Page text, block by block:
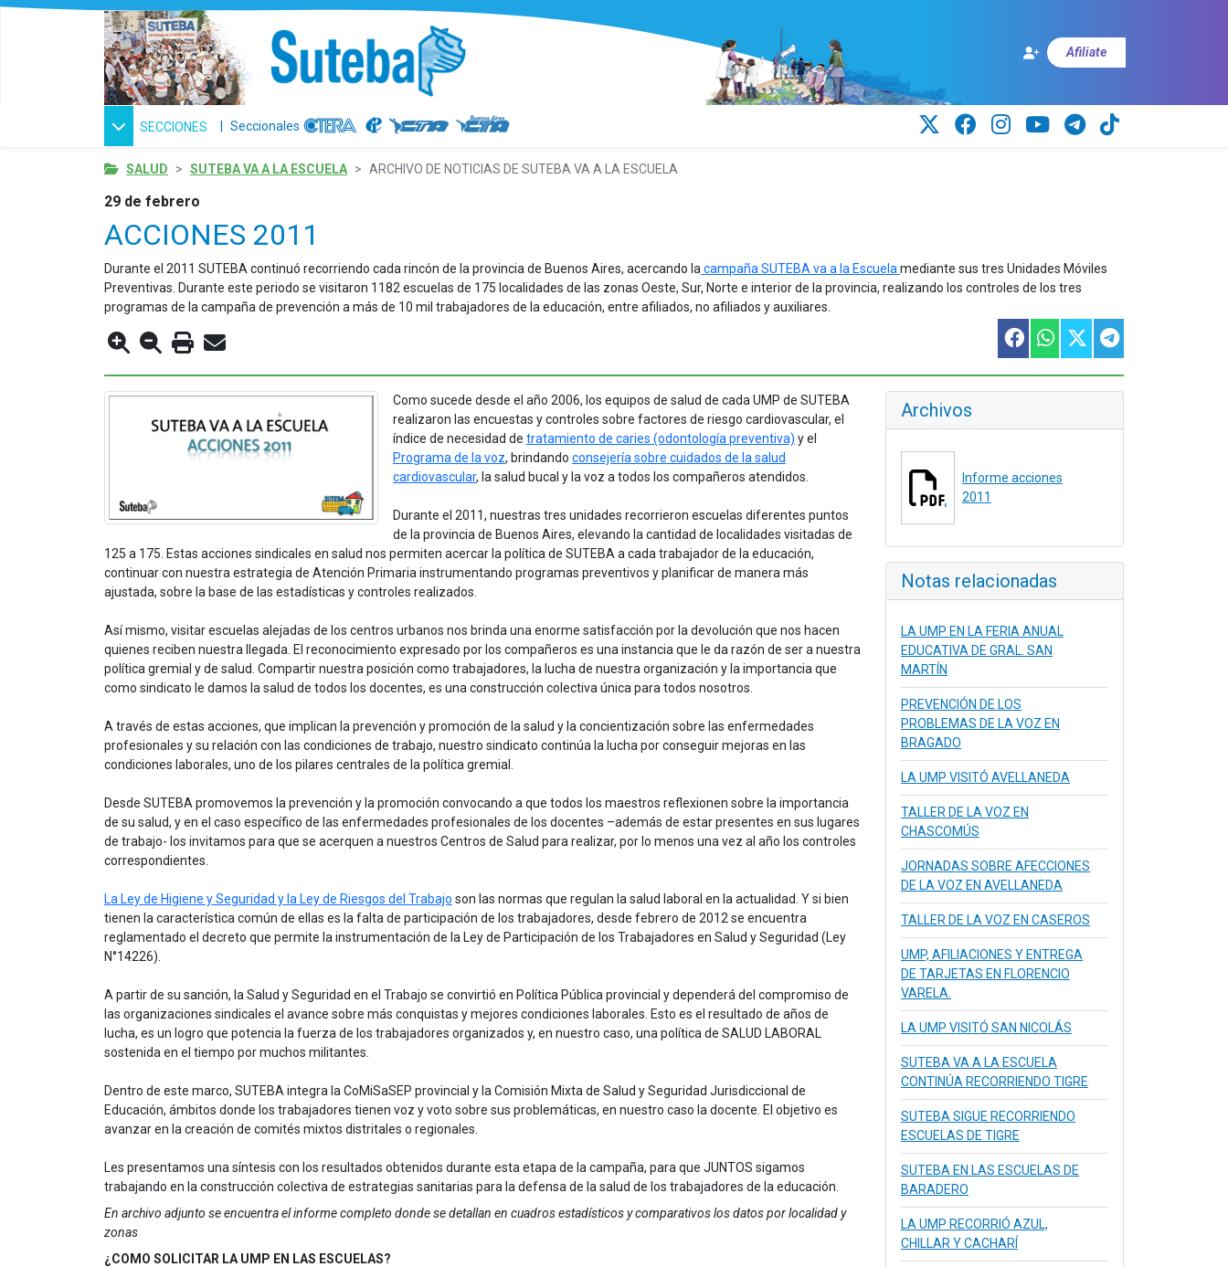
Afiliate
SECCIONES | Seccionales
SALUD SUTEBA VA A LA ESCUELA ARCHIVO DE NOTICIAS DE SUTEBA VA A LA ESCUELA
29 de febrero
ACCIONES 2011
Durante el 2011 SUTEBA continuó recorriendo cada rincón de la provincia de Buenos Aires, acercando la campaña SUTEBA va a la Escuela mediante sus tres Unidades Móviles
Preventivas. Durante este periodo se visitaron 1182 escuelas de 175 localidades de las zonas Oeste, Sur, Norte e interior de la provincia, realizando los controles de los tres
programas de la campaña de prevención a más de 10 mil trabajadores de la educación, entre afiliados, no afiliados y auxiliares.
Como sucede desde el año 2006, los equipos de salud de cada UMP de SUTEBA
realizaron las encuestas y controles sobre factores de riesgo cardiovascular, el
índice de necesidad de tratamiento de caries (odontología preventiva) y el
Programa de la voz, brindando consejería sobre cuidados de la salud
cardiovascular, la salud bucal y la voz a todos los compañeros atendidos.
Durante el 2011, nuestras tres unidades recorrieron escuelas diferentes puntos
de la provincia de Buenos Aires, elevando la cantidad de localidades visitadas de
125 a 175. Estas acciones sindicales en salud nos permiten acercar la política de SUTEBA a cada trabajador de la educación,
continuar con nuestra estrategia de Atención Primaria instrumentando programas preventivos y planificar de manera más
ajustada, sobre la base de las estadísticas y controles realizados.
Así mismo, visitar escuelas alejadas de los centros urbanos nos brinda una enorme satisfacción por la devolución que nos hacen
quienes reciben nuestra llegada. El reconocimiento expresado por los compañeros es una instancia que le da razón de ser a nuestra
política gremial y de salud. Compartir nuestra posición como trabajadores, la lucha de nuestra organización y la importancia que
como sindicato le damos la salud de todos los docentes, es una construcción colectiva única para todos nosotros.
A través de estas acciones, que implican la prevención y promoción de la salud y la concientización sobre las enfermedades
profesionales y su relación con las condiciones de trabajo, nuestro sindicato continúa la lucha por conseguir mejoras en las
condiciones laborales, uno de los pilares centrales de la política gremial.
Desde SUTEBA promovemos la prevención y la promoción convocando a que todos los maestros reflexionen sobre la importancia
de su salud, y en el caso específico de las enfermedades profesionales de los docentes –además de estar presentes en sus lugares
de trabajo- los invitamos para que se acerquen a nuestros Centros de Salud para realizar, por lo menos una vez al año los controles
correspondientes.
La Ley de Higiene y Seguridad y la Ley de Riesgos del Trabajo son las normas que regulan la salud laboral en la actualidad. Y si bien
tienen la característica común de ellas es la falta de participación de los trabajadores, desde febrero de 2012 se encuentra
reglamentado el decreto que permite la instrumentación de la Ley de Participación de los Trabajadores en Salud y Seguridad (Ley
N°14226).
A partir de su sanción, la Salud y Seguridad en el Trabajo se convirtió en Política Pública provincial y dependerá del compromiso de
las organizaciones sindicales el avance sobre más conquistas y mejores condiciones laborales. Esto es el resultado de años de
lucha, es un logro que potencia la fuerza de los trabajadores organizados y, en nuestro caso, una política de SALUD LABORAL
sostenida en el tiempo por muchos militantes.
Dentro de este marco, SUTEBA integra la CoMiSaSEP provincial y la Comisión Mixta de Salud y Seguridad Jurisdiccional de
Educación, ámbitos donde los trabajadores tienen voz y voto sobre sus problemáticas, en nuestro caso la docente. El objetivo es
avanzar en la creación de comités mixtos distritales o regionales.
Les presentamos una síntesis con los resultados obtenidos durante esta etapa de la campaña, para que JUNTOS sigamos
trabajando en la construcción colectiva de estrategias sanitarias para la defensa de la salud de los trabajadores de la educación.
En archivo adjunto se encuentra el informe completo donde se detallan en cuadros estadísticos y comparativos los datos por localidad y
zonas
¿COMO SOLICITAR LA UMP EN LAS ESCUELAS?
Archivos
Informe acciones
2011
Notas relacionadas
LA UMP EN LA FERIA ANUAL
EDUCATIVA DE GRAL. SAN
MARTÍN
PREVENCIÓN DE LOS
PROBLEMAS DE LA VOZ EN
BRAGADO
LA UMP VISITÓ AVELLANEDA
TALLER DE LA VOZ EN
CHASCOMÚS
JORNADAS SOBRE AFECCIONES
DE LA VOZ EN AVELLANEDA
TALLER DE LA VOZ EN CASEROS
UMP, AFILIACIONES Y ENTREGA
DE TARJETAS EN FLORENCIO
VARELA.
LA UMP VISITÓ SAN NICOLÁS
SUTEBA VA A LA ESCUELA
CONTINÚA RECORRIENDO TIGRE
SUTEBA SIGUE RECORRIENDO
ESCUELAS DE TIGRE
SUTEBA EN LAS ESCUELAS DE
BARADERO
LA UMP RECORRIÓ AZUL,
CHILLAR Y CACHARÍ